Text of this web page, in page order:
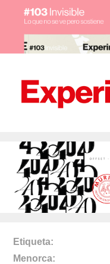
Etiqueta
Menorca